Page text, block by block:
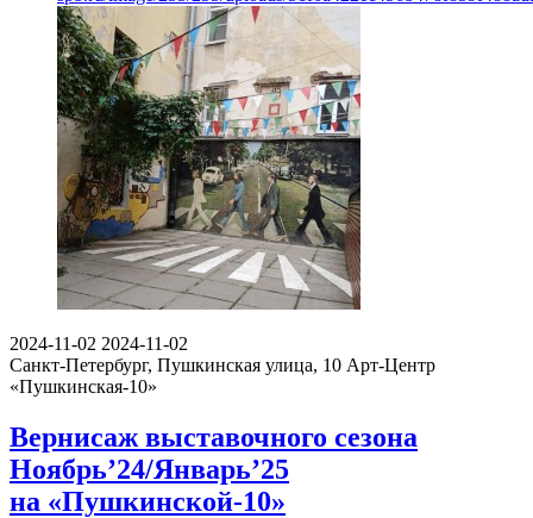
2024-11-02 2024-11-02
Санкт-Петербург, Пушкинская улица, 10 Арт-Центр
«Пушкинская-10»
Вернисаж выставочного сезона
Ноябрь’24/Январь’25
на «Пушкинской-10»